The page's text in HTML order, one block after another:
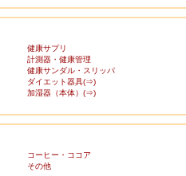
健康サプリ
計測器・健康管理
健康サンダル・スリッパ
ダイエット器具(⇒)
加湿器（本体）(⇒)
コーヒー・ココア
その他